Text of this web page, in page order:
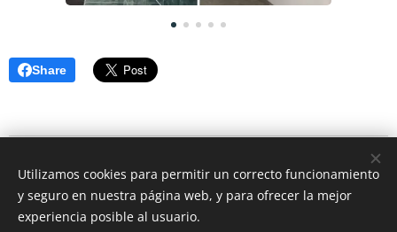
Share
Rivera Maya Mexico
Cookies
Utilizamos cookies para permitir un correcto funcionamiento
y seguro en nuestra página web, y para ofrecer la mejor
experiencia posible al usuario.